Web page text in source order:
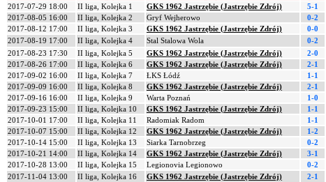
2017-07-29 18:00
II liga, Kolejka 1 GKS 1962 Jastrzębie (Jastrzębie Zdrój) 5-1
2017-08-05 16:00
II liga, Kolejka 2 Gryf Wejherowo 0-2
2017-08-12 17:00
II liga, Kolejka 3 GKS 1962 Jastrzębie (Jastrzębie Zdrój) 0-0
2017-08-19 17:00
II liga, Kolejka 4 Stal Stalowa Wola 0-2
2017-08-23 17:30
II liga, Kolejka 5 GKS 1962 Jastrzębie (Jastrzębie Zdrój) 2-0
2017-08-26 17:00
II liga, Kolejka 6 GKS 1962 Jastrzębie (Jastrzębie Zdrój) 2-1
2017-09-02 16:00
II liga, Kolejka 7 ŁKS Łódź 1-1
2017-09-09 16:00
II liga, Kolejka 8 GKS 1962 Jastrzębie (Jastrzębie Zdrój) 2-1
2017-09-16 16:00
II liga, Kolejka 9 Warta Poznań 1-0
2017-09-23 15:00
II liga, Kolejka 10 GKS 1962 Jastrzębie (Jastrzębie Zdrój) 1-1
2017-10-01 17:00
II liga, Kolejka 11 Radomiak Radom 1-1
2017-10-07 15:00
II liga, Kolejka 12 GKS 1962 Jastrzębie (Jastrzębie Zdrój) 1-2
2017-10-14 15:00
II liga, Kolejka 13 Siarka Tarnobrzeg 0-2
2017-10-21 14:00
II liga, Kolejka 14 GKS 1962 Jastrzębie (Jastrzębie Zdrój) 3-1
2017-10-28 13:00
II liga, Kolejka 15 Legionovia Legionowo 0-2
2017-11-04 13:00
II liga, Kolejka 16 GKS 1962 Jastrzębie (Jastrzębie Zdrój) 2-1